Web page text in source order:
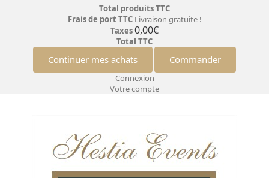
Total produits TTC
Frais de port TTC Livraison gratuite !
Taxes0,00€
Total TTC
Continuer mes achats Commander
Connexion
Votre compte